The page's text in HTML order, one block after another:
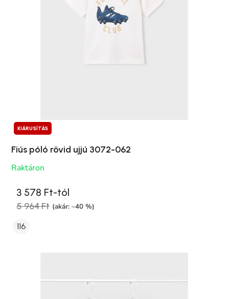
KIÁRUSÍTÁS
Fiús póló rövid ujjú 3072-062
Raktáron
3 578 Ft-tól
5 964 Ft (akár: –40 %)
116